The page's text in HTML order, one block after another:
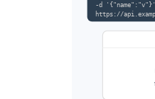
-d
https://